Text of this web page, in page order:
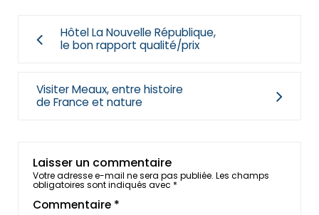
Hôtel La Nouvelle République,
le bon rapport qualité/prix
Visiter Meaux, entre histoire
de France et nature
Laisser un commentaire
Votre adresse e-mail ne sera pas publiée. Les champs
obligatoires sont indiqués avec *
Commentaire *